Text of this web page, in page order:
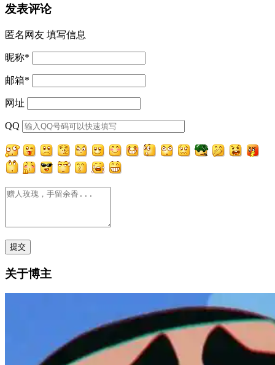
发表评论
匿名网友 填写信息
昵称*
邮箱*
网址
QQ
关于博主